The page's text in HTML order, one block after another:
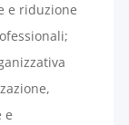
e riduzione
e